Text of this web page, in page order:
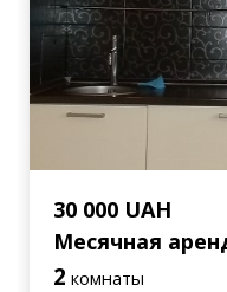
30 000 UAH
Месячная
2 комнаты